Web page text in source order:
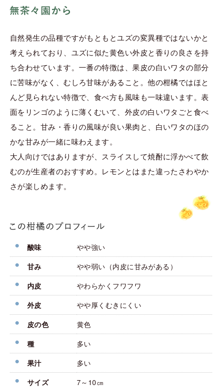
自然発生の品種ですがもともとユズの変異種ではないかと
考えられており、ユズに似た黄色い外皮と香りの良さを持
ち合わせています。一番の特徴は、果皮の白いワタの部分
に苦味がなく、むしろ甘味があること。他の柑橘ではほと
んど見られない特徴で、食べ方も風味も一味違います。表
面をリンゴのように薄くむいて、外皮の白いワタごと食べ
ること。甘み・香りの風味が良い果肉と、白いワタのほの
かな甘みが一緒に味わえます。
大人向けではありますが、スライスして焼酎に浮かべて飲
むのが生産者のおすすめ。レモンとはまた違ったさわやか
さが楽しめます。
酸味
やや強い
甘み
やや弱い（内皮に甘みがある）
内皮
やわらかくフワフワ
外皮
やや厚くむきにくい
皮の色
黄色
種
多い
果汁
多い
サイズ
7～10㎝